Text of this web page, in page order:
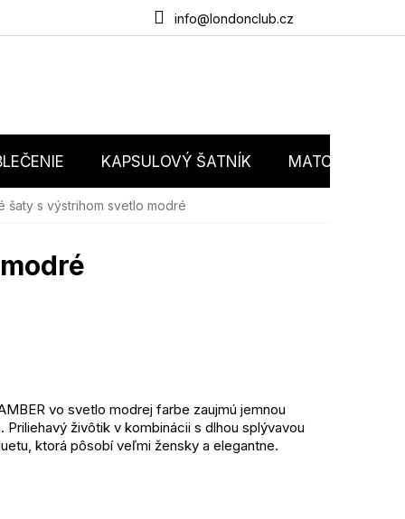
info@londonclub.cz
Obchodné podmienky Podmienky ochrany
KAPSULOVÝ ŠATNÍK MATCHY
šaty s výstrihom svetlo modré
vo svetlo modrej farbe zaujmú jemnou
živôtik v kombinácii s dlhou splývavou
ktorá pôsobí veľmi žensky a elegantne.
romantický a luxusný vzhľad. Výstrih zvýrazňuje
charakter modelu. Svetlý odtieň pôsobí